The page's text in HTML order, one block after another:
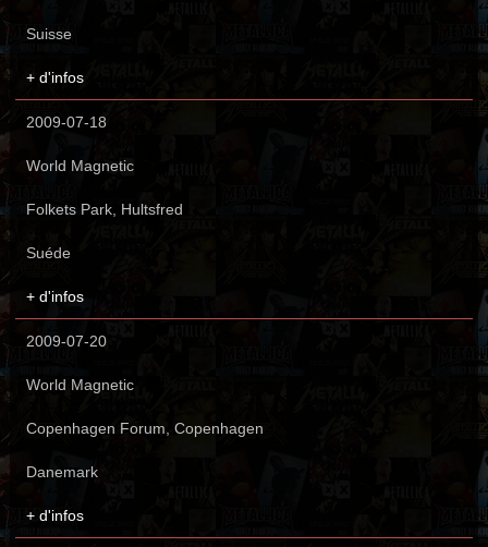
Suisse
+ d'infos
2009-07-18
World Magnetic
Folkets Park, Hultsfred
Suéde
+ d'infos
2009-07-20
World Magnetic
Copenhagen Forum, Copenhagen
Danemark
+ d'infos